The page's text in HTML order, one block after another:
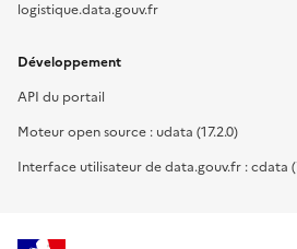
logistique.data.gouv.fr
Développement
API du portail
Moteur open source : udata (17.2.0)
Interface utilisateur de data.gouv.fr : cdata